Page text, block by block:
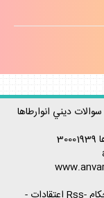
ديني انوارطاها
30001939